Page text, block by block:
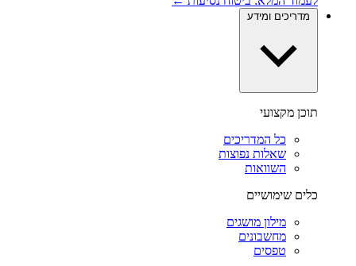
מדריכים ומידע
תוכן מקצועי
כל המדריכים
שאלות נפוצות
השוואות
כלים שימושיים
מילון מושגים
מחשבונים
טפסים